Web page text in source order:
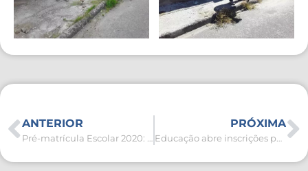
ANTERIOR
Pré-matrícula Escolar 2020: Prefeitura de São Pedro da Aldeia disponibiliza 1. 722 novas vagas para Educação Infantil
PRÓXIMA
Educação abre inscrições para Dupla Regência